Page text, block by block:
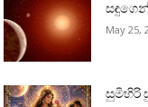
May 25,
සුමිහිරි